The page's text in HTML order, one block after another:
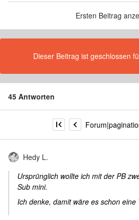
Ersten Beitrag
Dieser Beitrag ist geschlossen
45 Antworten
Hedy L.
Ursprünglich wollte ich mit der PB
Sub mini.
Ich denke, damit wäre es schon